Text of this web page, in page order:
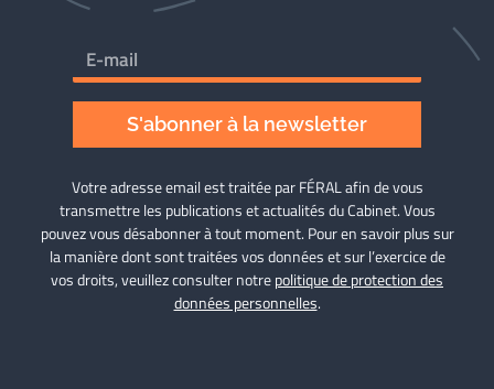
S'abonner à la newsletter
Votre adresse email est traitée par FÉRAL afin de vous
transmettre les publications et actualités du Cabinet. Vous
pouvez vous désabonner à tout moment. Pour en savoir plus sur
la manière dont sont traitées vos données et sur l’exercice de
vos droits, veuillez consulter notrepolitique de protection des
données personnelles.